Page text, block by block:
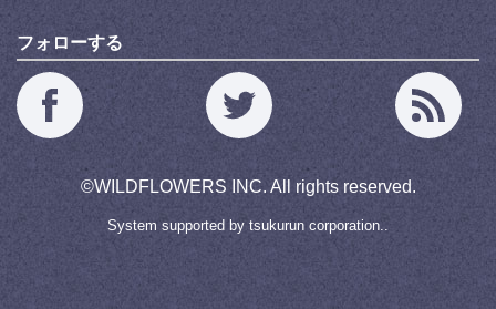
フォローする
©WILDFLOWERS INC. All rights reserved.
System supported by tsukurun corporation..